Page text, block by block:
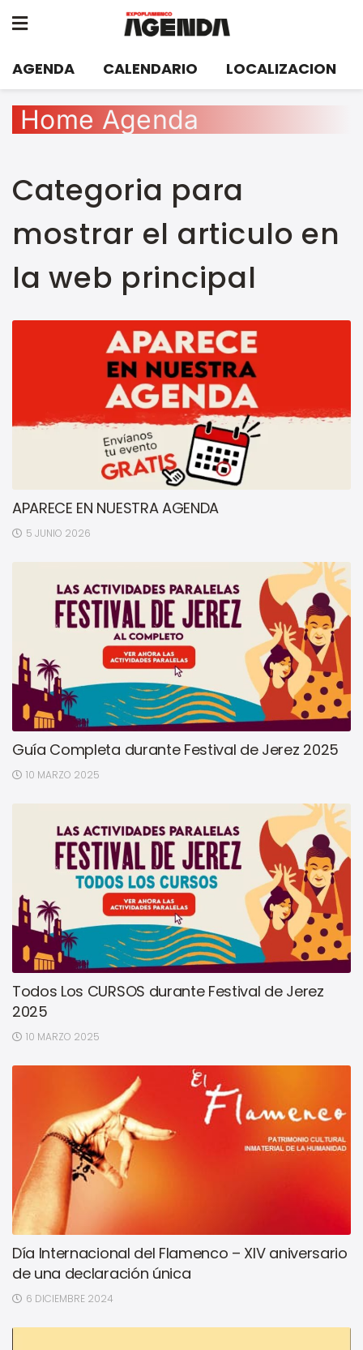
AGENDA CALENDARIO LOCALIZACION
Home Agenda
Categoria para
mostrar el articulo en
la web principal
APARECE EN NUESTRA AGENDA
5 JUNIO 2026
Guía Completa durante Festival de Jerez 2025
10 MARZO 2025
Todos Los CURSOS durante Festival de Jerez
2025
10 MARZO 2025
Día Internacional del Flamenco – XIV aniversario
de una declaración única
6 DICIEMBRE 2024